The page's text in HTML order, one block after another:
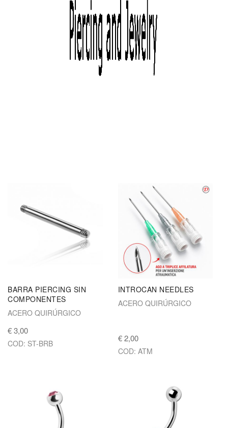
BARRA PIERCING SIN
COMPONENTES
ACERO QUIRÚRGICO
€ 3,00
COD: ST-BRB
INTROCAN NEEDLES
ACERO QUIRÚRGICO
€ 2,00
COD: ATM